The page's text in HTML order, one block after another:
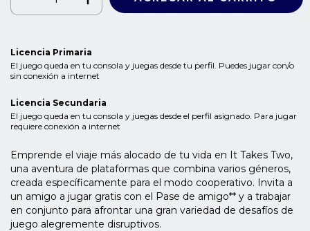
Licencia Primaria
El juego queda en tu consola y juegas desde tu perfil. Puedes jugar con/o
sin conexión a internet
Licencia Secundaria
El juego queda en tu consola y juegas desde el perfil asignado. Para jugar
requiere conexión a internet
Emprende el viaje más alocado de tu vida en It Takes Two,
una aventura de plataformas que combina varios géneros,
creada específicamente para el modo cooperativo. Invita a
un amigo a jugar gratis con el Pase de amigo** y a trabajar
en conjunto para afrontar una gran variedad de desafíos de
juego alegremente disruptivos.